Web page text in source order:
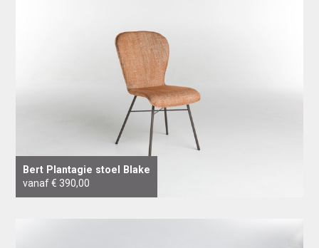
Bert Plantagie stoel Blake
vanaf € 390,00